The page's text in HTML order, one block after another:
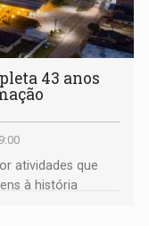
43 anos
atividades que
à história